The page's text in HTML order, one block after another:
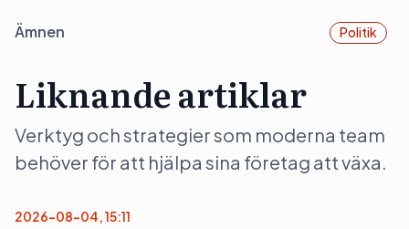
Ämnen Politik
Liknande artiklar
Verktyg och strategier som moderna team
behöver för att hjälpa sina företag att växa.
2026-08-04, 15:11